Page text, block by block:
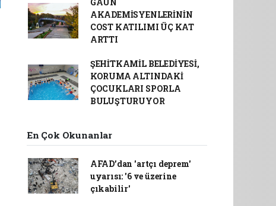
AKADEMİSYENLERİNİN
COST KATILIMI ÜÇ KAT
ARTTI
ŞEHİTKAMİL BELEDİYESİ,
KORUMA ALTINDAKİ
ÇOCUKLARI SPORLA
BULUŞTURUYOR
En Çok Okunanlar
AFAD’dan 'artçı deprem'
uyarısı: '6 ve üzerine
çıkabilir'